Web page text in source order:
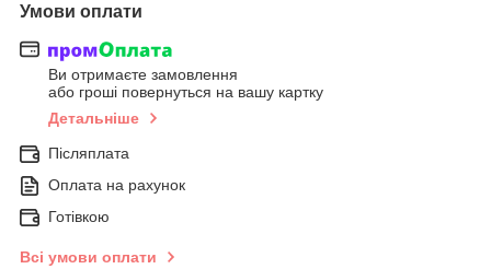
Умови оплати
Ви отримаєте замовлення
або гроші повернуться на вашу картку
Детальніше
Післяплата
Оплата на рахунок
Готівкою
Всі умови оплати